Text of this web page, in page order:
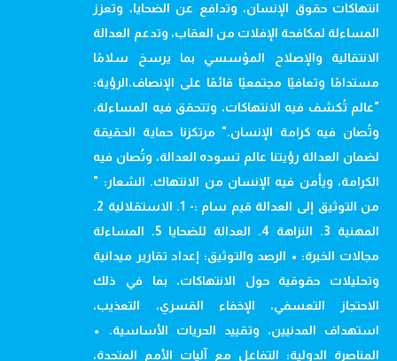
انتهاكات حقوق الإنسان، وتدافع عن الضحايا، وتعزز
المساءلة لمكافحة الإفلات من العقاب، وتدعم العدالة
الانتقالية والإصلاح المؤسسي بما يرسخ سلامًا
مستدامًا وتعافيًا مجتمعيًا قائمًا على الإنصاف.الرؤية:
"عالم تُكشف فيه الانتهاكات، وتتحقق فيه المساءلة،
وتُصان فيه كرامة الإنسان." مرتكزنا حماية الحقيقة
لضمان العدالة رؤيتنا عالم تسوده العدالة، وتُصان فيه
الكرامة، ويأمن فيه الإنسان من الانتهاك. الشعار: "
من التوثيق إلى العدالة قيم سام :- 1. الاستقلالية 2.
المهنية 3. النزاهة 4. العدالة للضحايا 5. المساءلة
مجالات الخبرة: • الرصد والتوثيق: إعداد تقارير ميدانية
وتحليلات حقوقية حول الانتهاكات، بما في ذلك
الاحتجاز التعسفي، الإخفاء القسري، التعذيب،
استهداف المدنيين، وتقييد الحريات الأساسية. •
المناصرة الدولية: التفاعل مع آليات الأمم المتحدة،